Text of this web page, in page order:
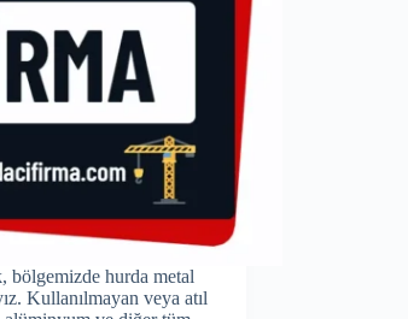
bölgemizde hurda metal
Kullanılmayan veya atıl